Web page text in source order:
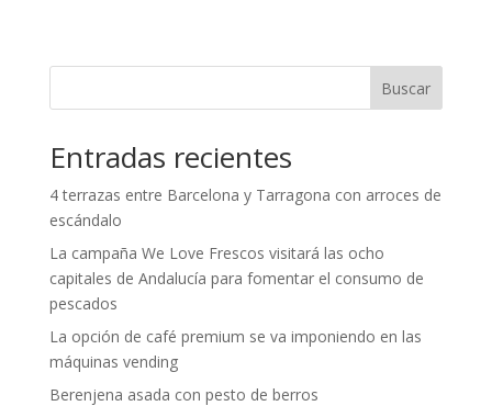
Buscar
Entradas recientes
4 terrazas entre Barcelona y Tarragona con arroces de
escándalo
La campaña We Love Frescos visitará las ocho
capitales de Andalucía para fomentar el consumo de
pescados
La opción de café premium se va imponiendo en las
máquinas vending
Berenjena asada con pesto de berros